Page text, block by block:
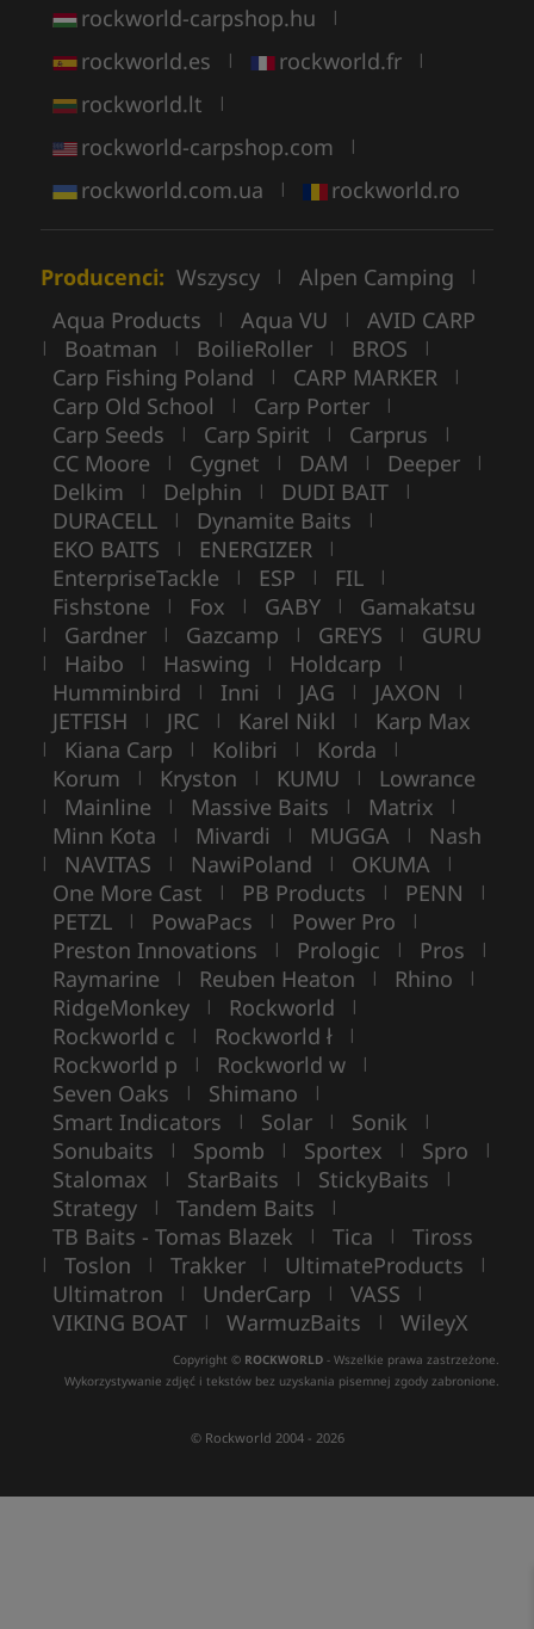
rockworld-carpshop.hu |
rockworld.es | rockworld.fr |
rockworld.lt |
rockworld-carpshop.com |
rockworld.com.ua | rockworld.ro
Producenci: Wszyscy | Alpen Camping |
Aqua Products | Aqua VU | AVID CARP
| Boatman | BoilieRoller | BROS |
Carp Fishing Poland | CARP MARKER |
Carp Old School | Carp Porter |
Carp Seeds | Carp Spirit | Carprus |
CC Moore | Cygnet | DAM | Deeper |
Delkim | Delphin | DUDI BAIT |
DURACELL | Dynamite Baits |
EKO BAITS | ENERGIZER |
EnterpriseTackle | ESP | FIL |
Fishstone | Fox | GABY | Gamakatsu
| Gardner | Gazcamp | GREYS | GURU
| Haibo | Haswing | Holdcarp |
Humminbird | Inni | JAG | JAXON |
JETFISH | JRC | Karel Nikl | Karp Max
| Kiana Carp | Kolibri | Korda |
Korum | Kryston | KUMU | Lowrance
| Mainline | Massive Baits | Matrix |
Minn Kota | Mivardi | MUGGA | Nash
| NAVITAS | NawiPoland | OKUMA |
One More Cast | PB Products | PENN |
PETZL | PowaPacs | Power Pro |
Preston Innovations | Prologic | Pros |
Raymarine | Reuben Heaton | Rhino |
RidgeMonkey | Rockworld |
Rockworld c | Rockworld ł |
Rockworld p | Rockworld w |
Seven Oaks | Shimano |
Smart Indicators | Solar | Sonik |
Sonubaits | Spomb | Sportex | Spro |
Stalomax | StarBaits | StickyBaits |
Strategy | Tandem Baits |
TB Baits - Tomas Blazek | Tica | Tiross
| Toslon | Trakker | UltimateProducts |
Ultimatron | UnderCarp | VASS |
VIKING BOAT | WarmuzBaits | WileyX
Copyright © ROCKWORLD - Wszelkie prawa zastrzeżone.
Wykorzystywanie zdjęć i tekstów bez uzyskania pisemnej zgody zabronione.
© Rockworld 2004 - 2026